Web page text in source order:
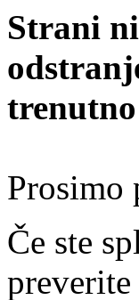
Strani
Prosimo
Če ste